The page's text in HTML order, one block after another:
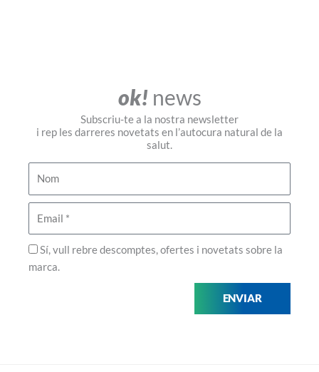
ok! news
Subscriu-te a la nostra newsletter
i rep les darreres novetats en l’autocura natural de la
salut.
Privadesa
Sí, vull rebre descomptes, ofertes i novetats sobre la
marca.
ENVIAR